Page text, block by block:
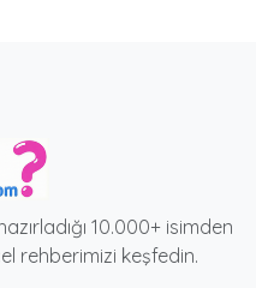
10.000+ isimden
rehberimizi keşfedin.